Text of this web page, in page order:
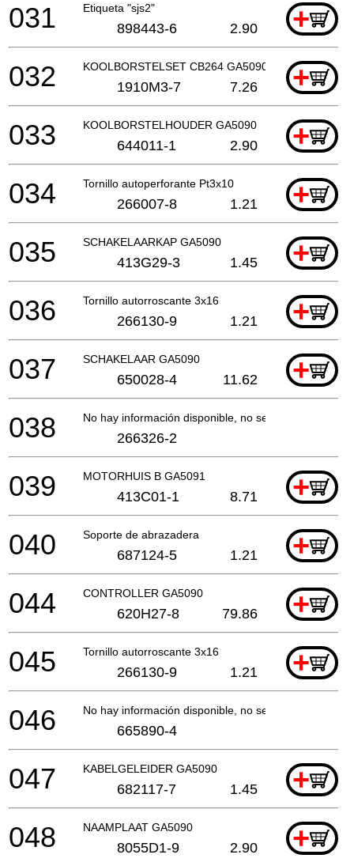
Etiqueta "sjs2" +
031 898443-6 2.90
KOOLBORSTELSET CB264 GA5090 P +
032 1910M3-7 7.26
KOOLBORSTELHOUDER GA5090 +
033 644011-1 2.90
Tornillo autoperforante Pt3x10 +
034 266007-8 1.21
SCHAKELAARKAP GA5090 +
035 413G29-3 1.45
Tornillo autorroscante 3x16 +
036 266130-9 1.21
SCHAKELAAR GA5090 +
037 650028-4 11.62
No hay información disponible, no se puede pedir
038 266326-2
MOTORHUIS B GA5091 +
039 413C01-1 8.71
Soporte de abrazadera +
040 687124-5 1.21
CONTROLLER GA5090 +
044 620H27-8 79.86
Tornillo autorroscante 3x16 +
045 266130-9 1.21
No hay información disponible, no se puede pedir
046 665890-4
KABELGELEIDER GA5090 +
047 682117-7 1.45
NAAMPLAAT GA5090 +
048 8055D1-9 2.90